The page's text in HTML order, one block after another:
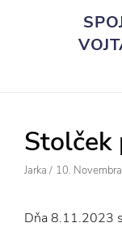
Stolček
Author
Jarka / Posted
10.
Dňa 8.11.2023